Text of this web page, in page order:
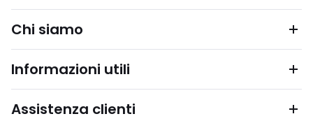
Chi siamo
Informazioni utili
Assistenza clienti